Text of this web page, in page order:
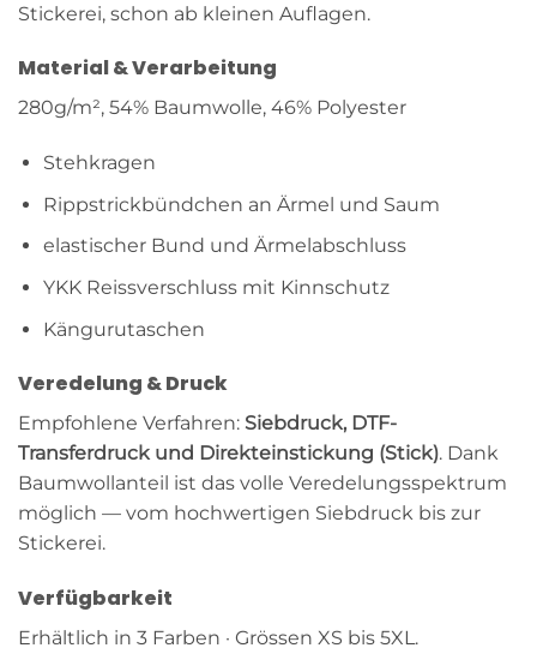
Stickerei, schon ab kleinen Auflagen.
Material & Verarbeitung
280g/m², 54% Baumwolle, 46% Polyester
Stehkragen
Rippstrickbündchen an Ärmel und Saum
elastischer Bund und Ärmelabschluss
YKK Reissverschluss mit Kinnschutz
Kängurutaschen
Veredelung & Druck
Empfohlene Verfahren: Siebdruck, DTF-
Transferdruck und Direkteinstickung (Stick). Dank
Baumwollanteil ist das volle Veredelungsspektrum
möglich — vom hochwertigen Siebdruck bis zur
Stickerei.
Verfügbarkeit
Erhältlich in 3 Farben · Grössen XS bis 5XL.